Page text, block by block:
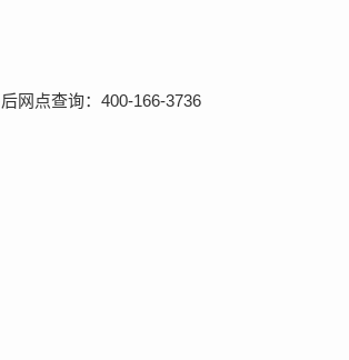
网点查询：400-166-3736